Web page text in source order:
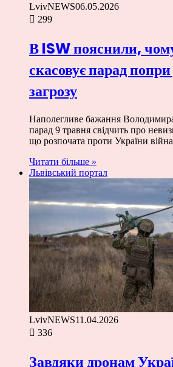
LvivNEWS06.05.2026
299
В ISW пояснили,
скасовує парад
загрозу
Наполегливе бажання
парад 9 травня свідчить про
що розпочата проти України
Читати більше »
Львівський портал
LvivNEWS11.04.2026
336
Завдяки дронам